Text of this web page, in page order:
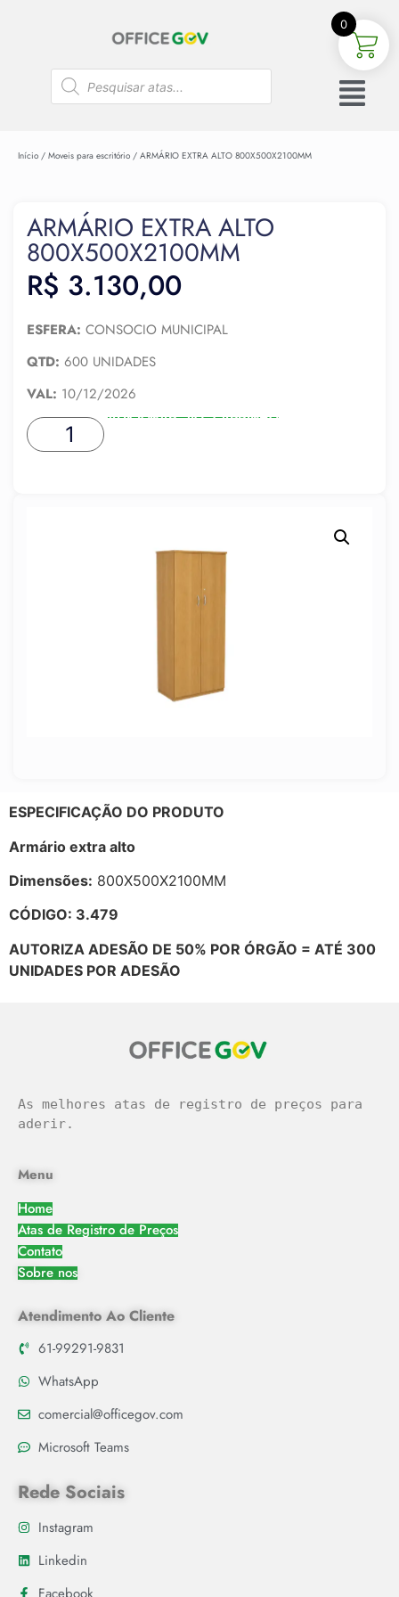
Início / Moveis para escritório / ARMÁRIO EXTRA ALTO 800X500X2100MM
ARMÁRIO EXTRA ALTO
800X500X2100MM
R$ 3.130,00
ESFERA: CONSOCIO MUNICIPAL
QTD: 600 UNIDADES
VAL: 10/12/2026
ADICIONAR AO CARRINHO
ESPECIFICAÇÃO DO PRODUTO
Armário extra alto
Dimensões: 800X500X2100MM
CÓDIGO: 3.479
AUTORIZA ADESÃO DE 50% POR ÓRGÃO = ATÉ 300
UNIDADES POR ADESÃO
As melhores atas de registro de preços para
aderir.
Menu
Home
Atas de Registro de Preços
Contato
Sobre nos
Atendimento Ao Cliente
61-99291-9831
WhatsApp
comercial@officegov.com
Microsoft Teams
Rede Sociais
Instagram
Linkedin
0